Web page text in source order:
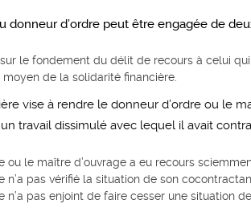
donneur d’ordre peut être engagée de
le fondement du délit de recours à celui
de la solidarité financière.
vise à rendre le donneur d’ordre ou le
travail dissimulé avec lequel il avait
ou le maître d’ouvrage a eu recours
n’a pas vérifié la situation de son
n’a pas enjoint de faire cesser une situation